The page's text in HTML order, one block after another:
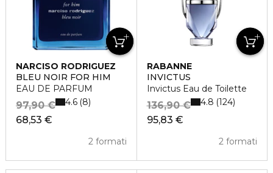
NARCISO RODRIGUEZ
BLEU NOIR FOR HIM
EAU DE PARFUM
68,53 €
97,90 €
2 formati
4.6 8
RABANNE
INVICTUS
Invictus Eau de Toilette
95,83 €
136,90 €
2 formati
4.8 124